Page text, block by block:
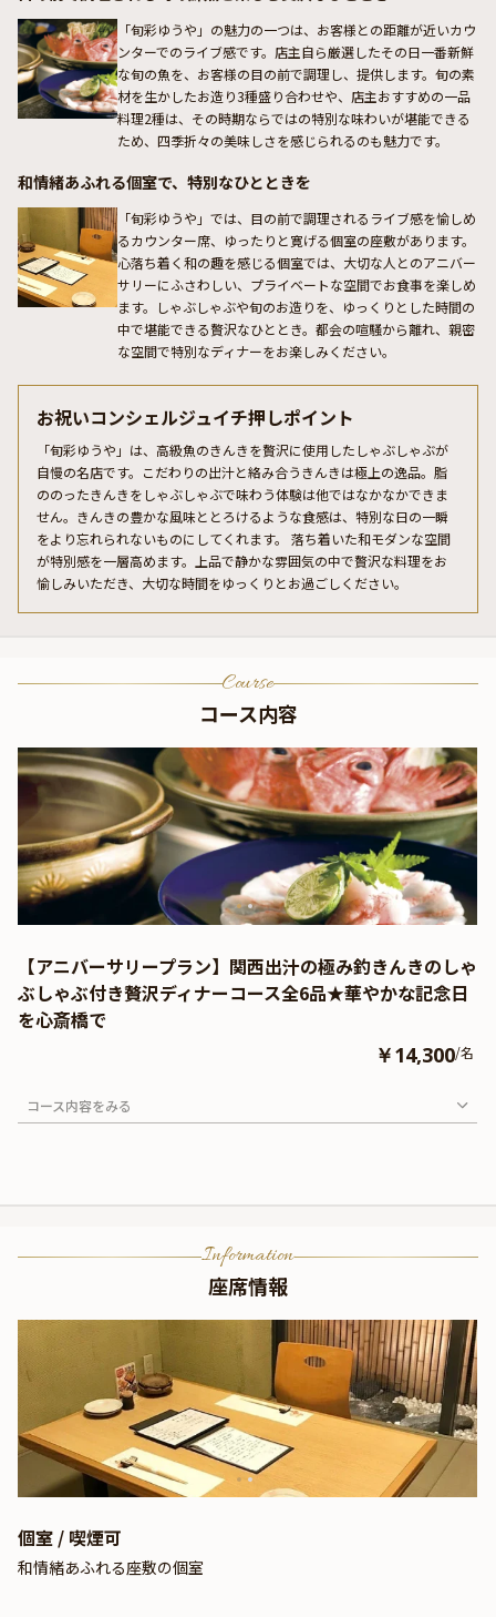
「旬彩ゆうや」の魅力の一つは、お客様との距離が近いカウ
ンターでのライブ感です。店主自ら厳選したその日一番新鮮
な旬の魚を、お客様の目の前で調理し、提供します。旬の素
材を生かしたお造り3種盛り合わせや、店主おすすめの一品
料理2種は、その時期ならではの特別な味わいが堪能できる
ため、四季折々の美味しさを感じられるのも魅力です。
和情緒あふれる個室で、特別なひとときを
「旬彩ゆうや」では、目の前で調理されるライブ感を愉しめ
るカウンター席、ゆったりと寛げる個室の座敷があります。
心落ち着く和の趣を感じる個室では、大切な人とのアニバー
サリーにふさわしい、プライベートな空間でお食事を楽しめ
ます。しゃぶしゃぶや旬のお造りを、ゆっくりとした時間の
中で堪能できる贅沢なひととき。都会の喧騒から離れ、親密
な空間で特別なディナーをお楽しみください。
お祝いコンシェルジュイチ押しポイント
「旬彩ゆうや」は、高級魚のきんきを贅沢に使用したしゃぶしゃぶが
自慢の名店です。こだわりの出汁と絡み合うきんきは極上の逸品。脂
ののったきんきをしゃぶしゃぶで味わう体験は他ではなかなかできま
せん。きんきの豊かな風味ととろけるような食感は、特別な日の一瞬
をより忘れられないものにしてくれます。 落ち着いた和モダンな空間
が特別感を一層高めます。上品で静かな雰囲気の中で贅沢な料理をお
愉しみいただき、大切な時間をゆっくりとお過ごしください。
Course
コース内容
【アニバーサリープラン】関西出汁の極み釣きんきのしゃ
ぶしゃぶ付き贅沢ディナーコース全6品★華やかな記念日
を心斎橋で
￥14,300/名
コース内容をみる
Information
座席情報
個室 / 喫煙可
和情緒あふれる座敷の個室